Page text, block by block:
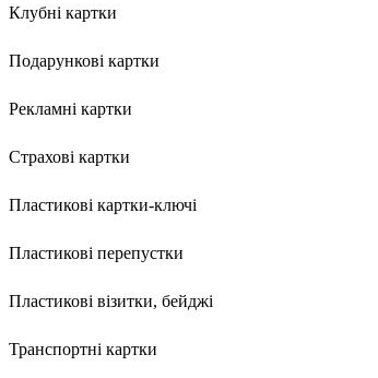
Клубні картки
Подарункові картки
Рекламні картки
Страхові картки
Пластикові картки-ключі
Пластикові перепустки
Пластикові візитки, бейджі
Транспортні картки